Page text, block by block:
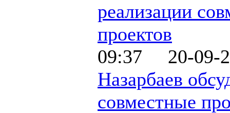
реализации
проектов
09:37 20-09-
Назарбаев
совместные